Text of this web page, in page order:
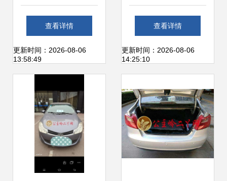
航二手车交易信息
咨询服务中心 您值
伙伴
查看详情
更新时间：2026-08-06
13:58:49
市场 一站式购车服
务与信息指南
查看详情
更新时间：2026-08-06
14:25:10